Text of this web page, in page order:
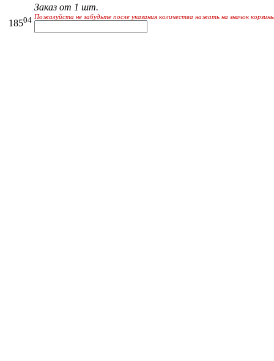
18504
Заказ от 1 шт.
Пожалуйста не забудьте после указания количества нажать на значок